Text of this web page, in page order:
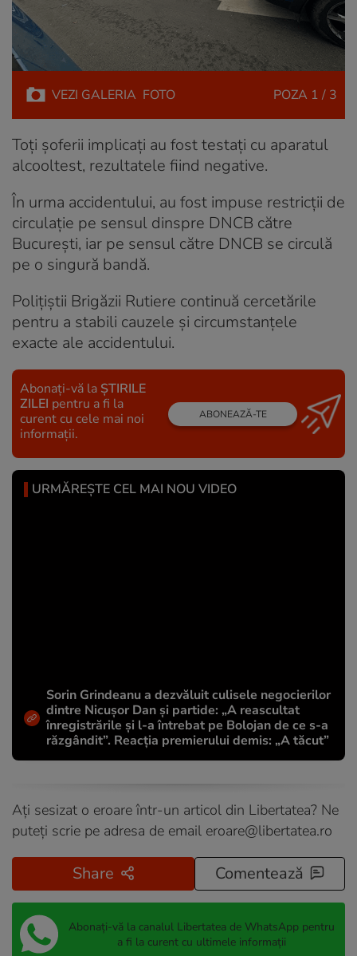
VEZI GALERIA FOTO POZA 1 / 3
Toți șoferii implicați au fost testați cu aparatul
alcooltest, rezultatele fiind negative.
În urma accidentului, au fost impuse restricții de
circulație pe sensul dinspre DNCB către
București, iar pe sensul către DNCB se circulă
pe o singură bandă.
Polițiștii Brigăzii Rutiere continuă cercetările
pentru a stabili cauzele și circumstanțele
exacte ale accidentului.
Abonați-vă la ȘTIRILE
ZILEI pentru a fi la
curent cu cele mai noi
informații.
ABONEAZĂ-TE
URMĂREȘTE CEL MAI NOU VIDEO
Sorin Grindeanu a dezvăluit culisele negocierilor
dintre Nicușor Dan și partide: „A reascultat
înregistrările și l-a întrebat pe Bolojan de ce s-a
răzgândit”. Reacția premierului demis: „A tăcut”
Ați sesizat o eroare într-un articol din Libertatea? Ne
puteți scrie pe adresa de email eroare@libertatea.ro
Share Comentează
Abonați-vă la canalul Libertatea de WhatsApp pentru
a fi la curent cu ultimele informații